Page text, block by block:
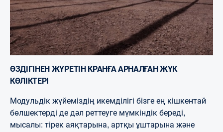
ӨЗДІГІНЕН ЖҮРЕТІН КРАНҒА АРНАЛҒАН ЖҮК
КӨЛІКТЕРІ
Модульдік жүйеміздің икемділігі бізге ең кішкентай
бөлшектерді де дәл реттеуге мүмкіндік береді,
мысалы: тірек аяқтарына, артқы ұштарына және